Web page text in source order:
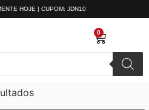
HOJE | CUPOM: JDN10
0